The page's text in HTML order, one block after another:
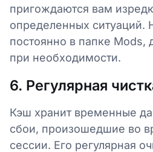
пригождаются вам
определенных ситуаций.
постоянно в папке Mods,
при необходимости.
6. Регулярная
Кэш хранит временные
сбои, произошедшие во
сессии. Его регулярная